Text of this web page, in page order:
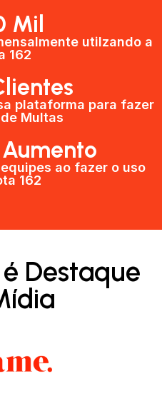
Mil
utilzando a
162
plataforma para fazer
Multas​
ao fazer o uso
162​
Destaque